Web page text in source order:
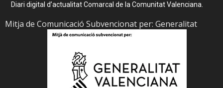
Diari digital d’actualitat Comarcal de la Comunitat Valenciana.
Mitja de Comunicació Subvencionat per: Generalitat